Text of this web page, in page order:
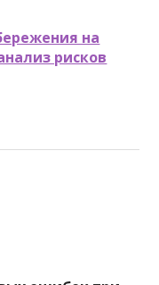
на
рисков